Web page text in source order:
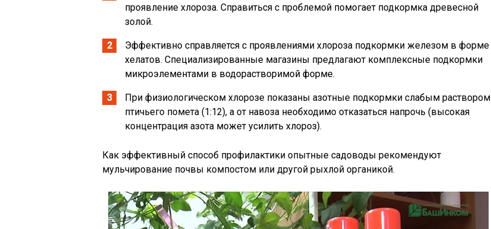
проявление хлороза. Справиться с проблемой помогает подкормка древесной
золой.
Эффективно справляется с проявлениями хлороза подкормки железом в форме
хелатов. Специализированные магазины предлагают комплексные подкормки
микроэлементами в водорастворимой форме.
При физиологическом хлорозе показаны азотные подкормки слабым раствором
птичьего помета (1:12), а от навоза необходимо отказаться напрочь (высокая
концентрация азота может усилить хлороз).
Как эффективный способ профилактики опытные садоводы рекомендуют
мульчирование почвы компостом или другой рыхлой органикой.